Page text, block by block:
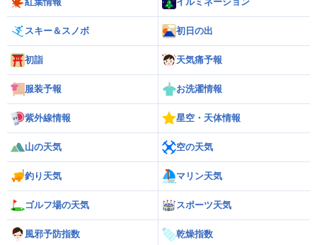
スキー＆スノボ 初日の出
初詣 天気痛予報
服装予報 お洗濯情報
紫外線情報 星空・天体情報
山の天気 空の天気
釣り天気 マリン天気
ゴルフ場の天気 スポーツ天気
風邪予防指数 乾燥指数